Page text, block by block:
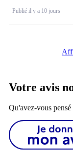
Publié il y a 10 jours
Votre avis
Qu'avez-vous